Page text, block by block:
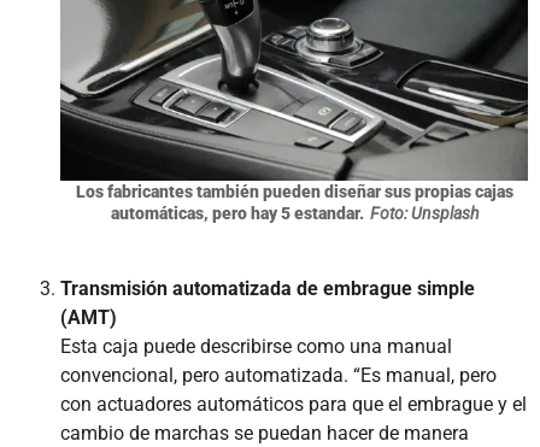
Los fabricantes también pueden diseñar sus propias cajas
automáticas, pero hay 5 estandar. Foto: Unsplash
Transmisión automatizada de embrague simple
(AMT)
Esta caja puede describirse como una manual
convencional, pero automatizada. “Es manual, pero
con actuadores automáticos para que el embrague y el
cambio de marchas se puedan hacer de manera